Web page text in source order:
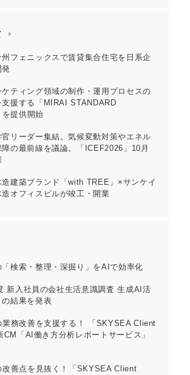
フェニックスで賃貸集合住宅を日系企
ケティング領域の制作・運用プロセスの
支援する「MIRAI STANDARD
提供開始
リーダー集結。気候変動対策やエネル
の最前線を議論。「ICEF2026」10月
造建築ブランド「with TREE」×サンケイ
造オフィスビルが竣工・開業
検索・整理・深掘り」をAIで効率化
新入社員の会社生活意識調査 生成AI活
の結果を発表
業務改善を支援する！ 「SKYSEA Client
CM「AI働き方分析レポートサービス」
改善点を見抜く！「SKYSEA Client